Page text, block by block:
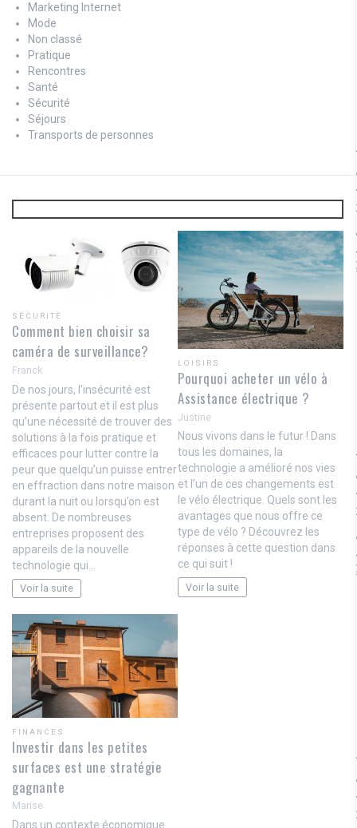
Marketing Internet
Mode
Non classé
Pratique
Rencontres
Santé
Sécurité
Séjours
Transports de personnes
SÉCURITÉ
Comment bien choisir sa
caméra de surveillance?
Franck
De nos jours, l’insécurité est
présente partout et il est plus
qu’une nécessité de trouver des
solutions à la fois pratique et
efficaces pour lutter contre la
peur que quelqu’un puisse entrer
en effraction dans notre maison
durant la nuit ou lorsqu’on est
absent. De nombreuses
entreprises proposent des
appareils de la nouvelle
technologie qui…
Voir la suite
LOISIRS
Pourquoi acheter un vélo à
Assistance électrique ?
Justine
Nous vivons dans le futur ! Dans
tous les domaines, la
technologie a amélioré nos vies
et l’un de ces changements est
le vélo électrique. Quels sont les
avantages que nous offre ce
type de vélo ? Découvrez les
réponses à cette question dans
ce qui suit !
Voir la suite
FINANCES
Investir dans les petites
surfaces est une stratégie
gagnante
Marise
Dans un contexte économique